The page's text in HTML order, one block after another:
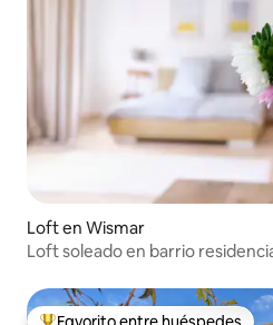
Loft en Wismar
Loft soleado en barrio